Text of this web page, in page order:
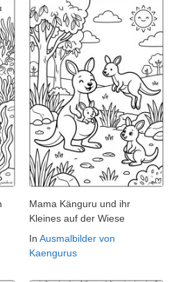
Mama Känguru und ihr
Kleines auf der Wiese
In Ausmalbilder von
Kaengurus